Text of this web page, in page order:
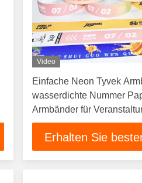
Video
Einfache Neon Tyvek
wasserdichte Nummer
Armbänder für
Erhalten Sie